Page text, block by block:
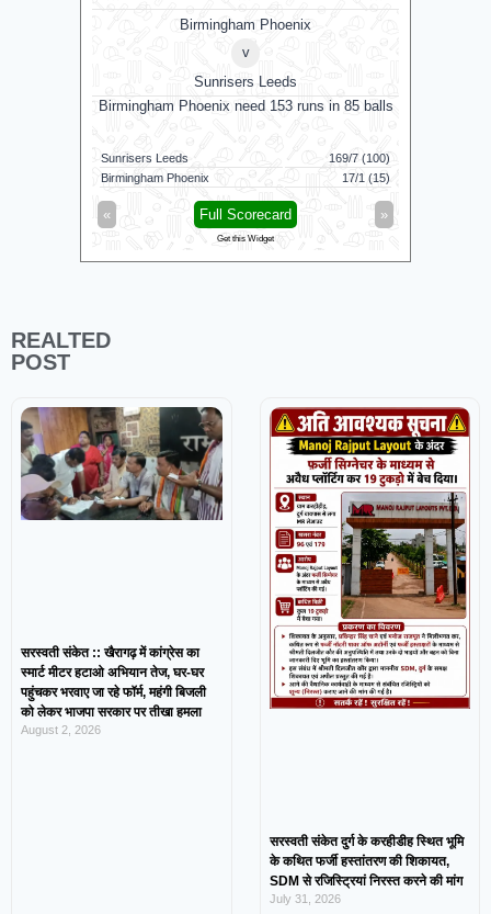
Birmingham Phoenix
v
Sunrisers Leeds
Birmingham Phoenix need 153 runs in 85 balls
Sunrisers Leeds
169/7 (100)
Birmingham Phoenix
17/1 (15)
« »
Full Scorecard
Get this Widget
REALTED
POST
सरस्वती संकेत :: खैरागढ़ में कांग्रेस का
स्मार्ट मीटर हटाओ अभियान तेज, घर-घर
पहुंचकर भरवाए जा रहे फॉर्म, महंगी बिजली
को लेकर भाजपा सरकार पर तीखा हमला
August 2, 2026
सरस्वती संकेत दुर्ग के करहीडीह स्थित भूमि
के कथित फर्जी हस्तांतरण की शिकायत,
SDM से रजिस्ट्रियां निरस्त करने की मांग
July 31, 2026